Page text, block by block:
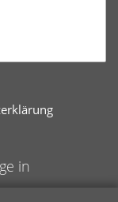
in